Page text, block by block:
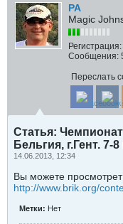
РА
Magic
Регистрация:
Сообщения:
Переслать
Статья:
Бельгия, г.Гент. 7-
14.06.2013, 12:34
Вы можете
http://www.brik.org/
Метки: Нет